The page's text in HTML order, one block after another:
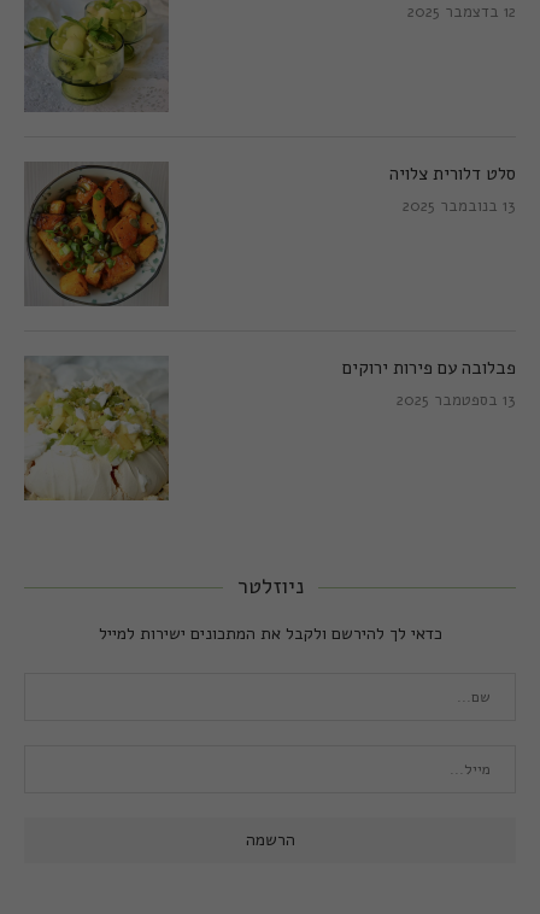
12 בדצמבר 2025
סלט דלורית צלויה
13 בנובמבר 2025
פבלובה עם פירות ירוקים
13 בספטמבר 2025
ניוזלטר
כדאי לך להירשם ולקבל את המתכונים ישירות למייל